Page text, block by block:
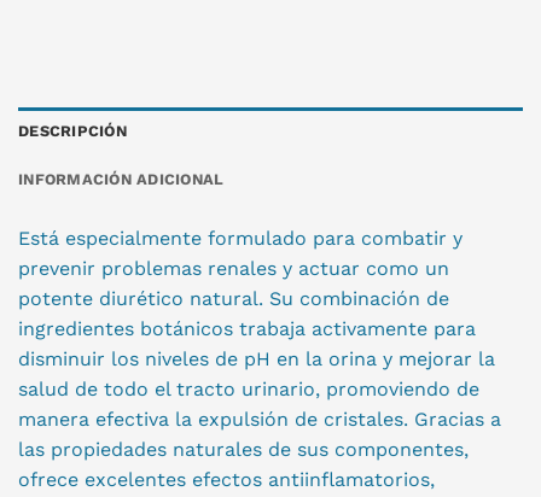
DESCRIPCIÓN
INFORMACIÓN ADICIONAL
Está especialmente formulado para combatir y
prevenir problemas renales y actuar como un
potente diurético natural. Su combinación de
ingredientes botánicos trabaja activamente para
disminuir los niveles de pH en la orina y mejorar la
salud de todo el tracto urinario, promoviendo de
manera efectiva la expulsión de cristales. Gracias a
las propiedades naturales de sus componentes,
ofrece excelentes efectos antiinflamatorios,